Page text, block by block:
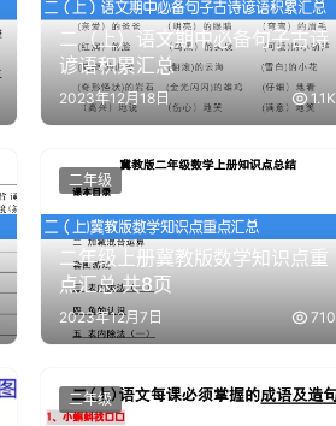
二（上）语文期中必备句子古诗
谚语积累汇总
2023年12月18日 1.1K
二年级上册冀教版数学知识点重
点汇总 共8页
2023年12月7日 710
二年级
二年级